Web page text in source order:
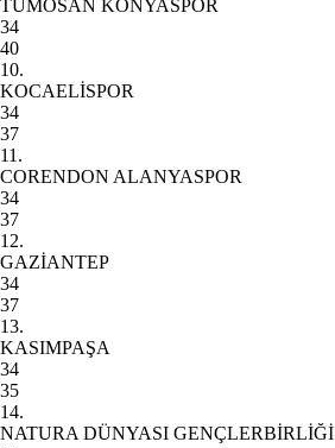
TÜMOSAN KONYASPOR
34
40
10.
KOCAELİSPOR
34
37
11.
CORENDON ALANYASPOR
34
37
12.
GAZİANTEP
34
37
13.
KASIMPAŞA
34
35
14.
NATURA DÜNYASI GENÇLERBİRLİĞİ